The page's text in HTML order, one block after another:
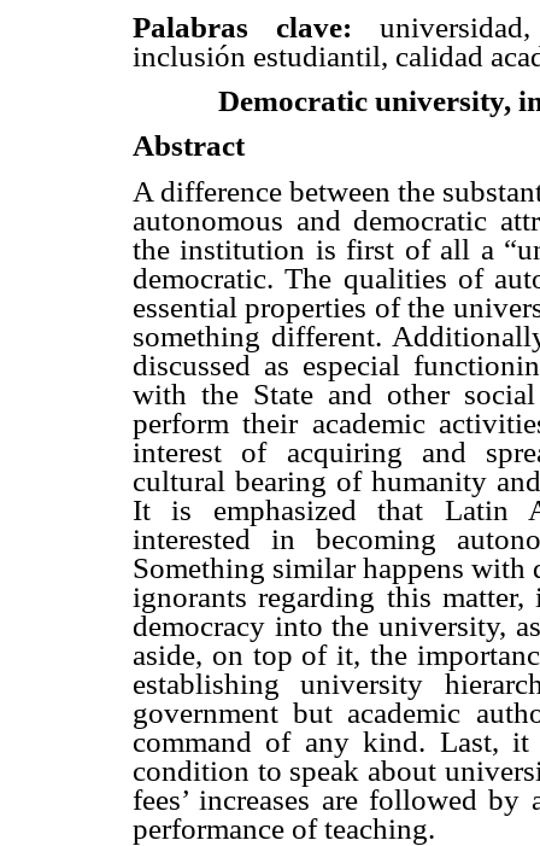
Palabras clave:
inclusión estudiantil, calidad
Democratic university,
Abstract
A difference between the
autonomous and democratic
the institution is first of all a
democratic. The qualities of
essential properties of the
something different.
discussed as especial
with the State and other
perform their academic
interest of acquiring and
cultural bearing of humanity
It is emphasized that Latin
interested in becoming
Something similar happens
ignorants regarding this
democracy into the university,
aside, on top of it, the
establishing university
government but academic
command of any kind. Last,
condition to speak about
fees’ increases are followed by
performance of teaching.